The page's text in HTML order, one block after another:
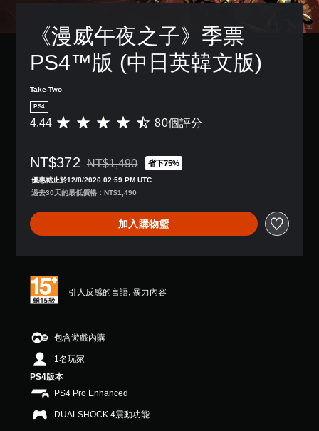
《漫威午夜之子》季票
PS4™版 (中日英韓文版)
Take-Two
PS4
平
分
為
4
4
4
顆
滿
5
）
，
共
8
0
評
4.44 80個評分
NT$372 折扣前原價為NT$1,490
NT$1,490 省下75%
優惠截止於12/8/2026 02:59 PM UTC
過去30天的最低價格：NT$1,490
加入購物籃
引人反感的言語, 暴力內容
包含遊戲內購
1名玩家
PS4版本
PS4 Pro Enhanced
DUALSHOCK 4震動功能